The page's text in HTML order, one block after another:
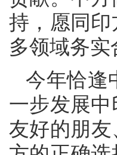
持，愿同
多领域务
今年恰逢
一步发展
友好的朋